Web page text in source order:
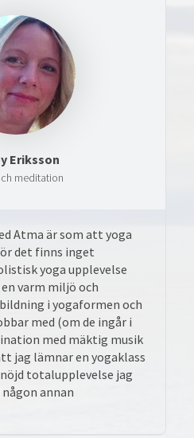
Eriksson
meditation
Atma är som att yoga
det finns inget
yoga upplevelse
varm miljö och
i yogaformen och
med (om de ingår i
med mäktig musik
jag lämnar en yogaklass
totalupplevelse jag
annan